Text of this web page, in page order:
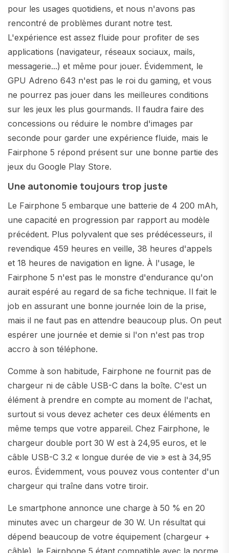
pour les usages quotidiens, et nous n'avons pas
rencontré de problèmes durant notre test.
L'expérience est assez fluide pour profiter de ses
applications (navigateur, réseaux sociaux, mails,
messagerie...) et même pour jouer. Évidemment, le
GPU Adreno 643 n'est pas le roi du gaming, et vous
ne pourrez pas jouer dans les meilleures conditions
sur les jeux les plus gourmands. Il faudra faire des
concessions ou réduire le nombre d'images par
seconde pour garder une expérience fluide, mais le
Fairphone 5 répond présent sur une bonne partie des
jeux du Google Play Store.
Une autonomie toujours trop juste
Le Fairphone 5 embarque une batterie de 4 200 mAh,
une capacité en progression par rapport au modèle
précédent. Plus polyvalent que ses prédécesseurs, il
revendique 459 heures en veille, 38 heures d'appels
et 18 heures de navigation en ligne. À l'usage, le
Fairphone 5 n'est pas le monstre d'endurance qu'on
aurait espéré au regard de sa fiche technique. Il fait le
job en assurant une bonne journée loin de la prise,
mais il ne faut pas en attendre beaucoup plus. On peut
espérer une journée et demie si l'on n'est pas trop
accro à son téléphone.
Comme à son habitude, Fairphone ne fournit pas de
chargeur ni de câble USB-C dans la boîte. C'est un
élément à prendre en compte au moment de l'achat,
surtout si vous devez acheter ces deux éléments en
même temps que votre appareil. Chez Fairphone, le
chargeur double port 30 W est à 24,95 euros, et le
câble USB-C 3.2 « longue durée de vie » est à 34,95
euros. Évidemment, vous pouvez vous contenter d'un
chargeur qui traîne dans votre tiroir.
Le smartphone annonce une charge à 50 % en 20
minutes avec un chargeur de 30 W. Un résultat qui
dépend beaucoup de votre équipement (chargeur +
câble), le Fairphone 5 étant compatible avec la norme